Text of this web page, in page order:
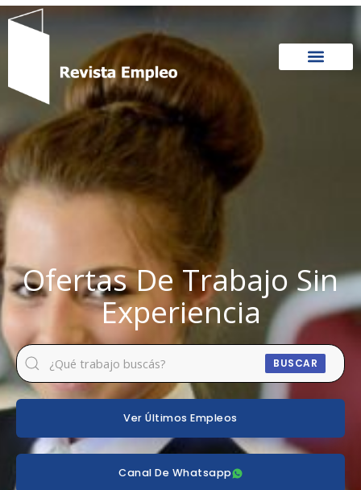
Ir
Ofertas De Trabajo Sin
Experiencia
BUSCAR
Ver Últimos Empleos
Canal De Whatsapp